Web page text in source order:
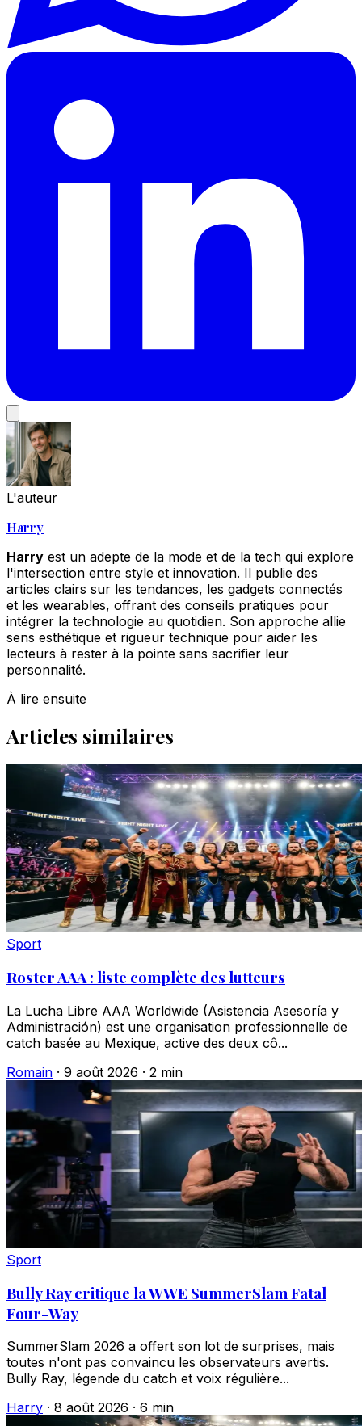
L'auteur
Harry
Harry est un adepte de la mode et de la tech qui explore
l'intersection entre style et innovation. Il publie des
articles clairs sur les tendances, les gadgets connectés
et les wearables, offrant des conseils pratiques pour
intégrer la technologie au quotidien. Son approche allie
sens esthétique et rigueur technique pour aider les
lecteurs à rester à la pointe sans sacrifier leur
personnalité.
À lire ensuite
Articles similaires
Sport
Roster AAA : liste complète des lutteurs
La Lucha Libre AAA Worldwide (Asistencia Asesoría y
Administración) est une organisation professionnelle de
catch basée au Mexique, active des deux cô...
Romain · 9 août 2026 · 2 min
Sport
Bully Ray critique la WWE SummerSlam Fatal
Four-Way
SummerSlam 2026 a offert son lot de surprises, mais
toutes n'ont pas convaincu les observateurs avertis.
Bully Ray, légende du catch et voix régulière...
Harry · 8 août 2026 · 6 min